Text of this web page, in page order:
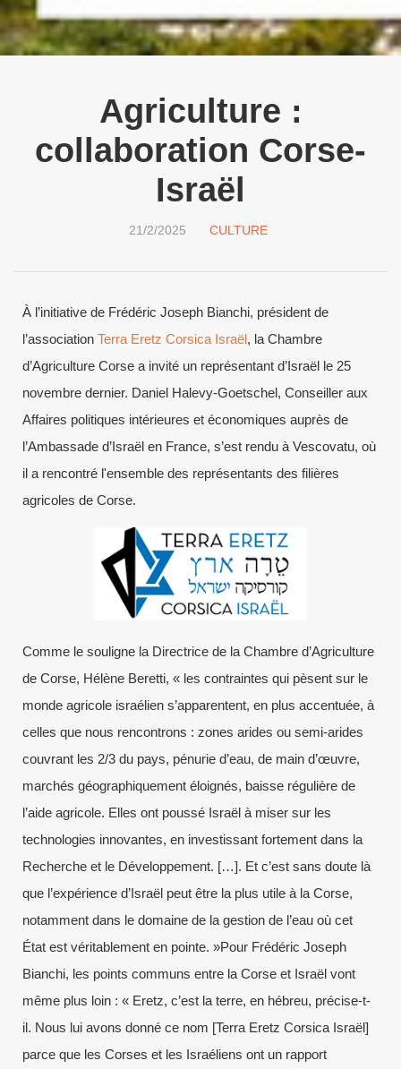
Agriculture :
collaboration Corse-
Israël
21/2/2025 CULTURE
À l’initiative de Frédéric Joseph Bianchi, président de
l’associationTerra Eretz Corsica Israël, la Chambre
d’Agriculture Corse a invité un représentant d’Israël le 25
novembre dernier. Daniel Halevy-Goetschel, Conseiller aux
Affaires politiques intérieures et économiques auprès de
l’Ambassade d’Israël en France, s’est rendu à Vescovatu, où
il a rencontré l'ensemble des représentants des filières
agricoles de Corse.
Comme le souligne la Directrice de la Chambre d’Agriculture
de Corse, Hélène Beretti, « les contraintes qui pèsent sur le
monde agricole israélien s’apparentent, en plus accentuée, à
celles que nous rencontrons : zones arides ou semi-arides
couvrant les 2/3 du pays, pénurie d’eau, de main d’œuvre,
marchés géographiquement éloignés, baisse régulière de
l’aide agricole. Elles ont poussé Israël à miser sur les
technologies innovantes, en investissant fortement dans la
Recherche et le Développement. […]. Et c’est sans doute là
que l’expérience d’Israël peut être la plus utile à la Corse,
notamment dans le domaine de la gestion de l’eau où cet
État est véritablement en pointe. »Pour Frédéric Joseph
Bianchi, les points communs entre la Corse et Israël vont
même plus loin : « Eretz, c’est la terre, en hébreu, précise-t-
il. Nous lui avons donné ce nom [Terra Eretz Corsica Israël]
parce que les Corses et les Israéliens ont un rapport